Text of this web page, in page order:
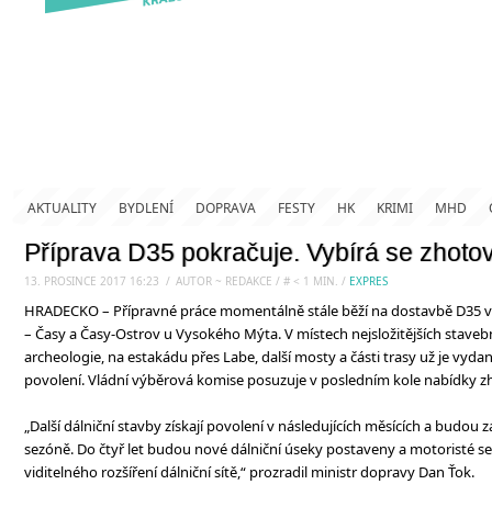
AKTUALITY BYDLENÍ DOPRAVA FESTY HK KRIMI MHD
Příprava D35 pokračuje. Vybírá se
13. PROSINCE 2017 16:23 / AUTOR ~ REDAKCE / # < 1 MIN. / EXPRES
HRADECKO – Přípravné práce momentálně stále běží na dostavbě D35
– Časy a Časy-Ostrov u Vysokého Mýta. V místech nejsložitějších
archeologie, na estakádu přes Labe, další mosty a části trasy už je
povolení. Vládní výběrová komise posuzuje v posledním kole nabídky
„Další dálniční stavby získají povolení v následujících měsících a budou
sezóně. Do čtyř let budou nové dálniční úseky postaveny a motoristé
viditelného rozšíření dálniční sítě,“ prozradil ministr dopravy Dan Ťok.